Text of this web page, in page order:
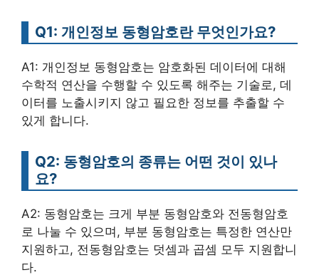
Q1: 개인정보 동형암호란 무엇인가요?
A1: 개인정보 동형암호는 암호화된 데이터에 대해
수학적 연산을 수행할 수 있도록 해주는 기술로, 데
이터를 노출시키지 않고 필요한 정보를 추출할 수
있게 합니다.
Q2: 동형암호의 종류는 어떤 것이 있나
요?
A2: 동형암호는 크게 부분 동형암호와 전동형암호
로 나눌 수 있으며, 부분 동형암호는 특정한 연산만
지원하고, 전동형암호는 덧셈과 곱셈 모두 지원합니
다.